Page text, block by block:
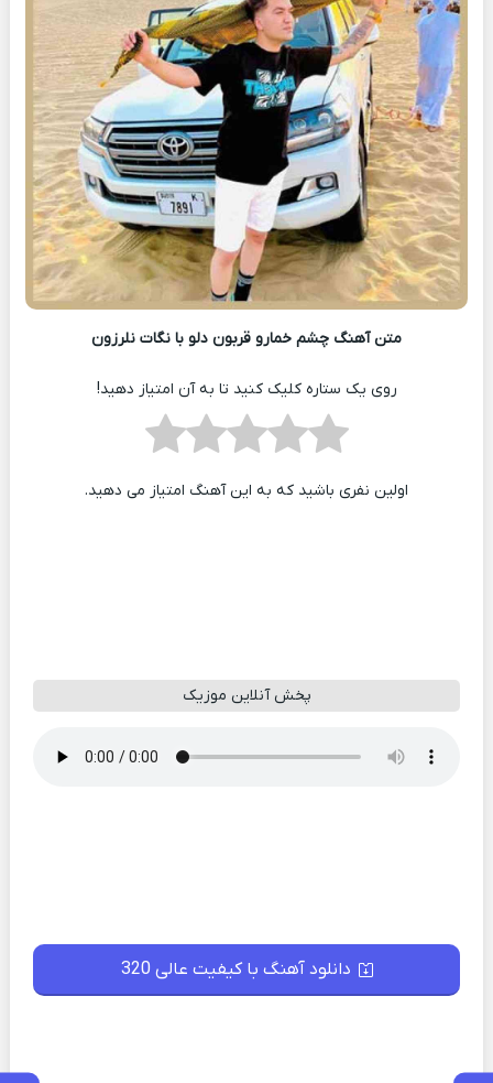
متن آهنگ چشم خمارو قربون دلو با نگات نلرزون
روی یک ستاره کلیک کنید تا به آن امتیاز دهید!
اولین نفری باشید که به این آهنگ امتیاز می دهید.
پخش آنلاین موزیک
دانلود آهنگ با کیفیت عالی 320